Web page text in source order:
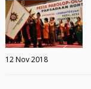
12 Nov 2018